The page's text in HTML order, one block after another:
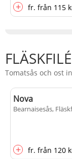
+ fr. från 115
Tomatsås och ost
Nova
Bearnaisesås,
+ fr. från 120